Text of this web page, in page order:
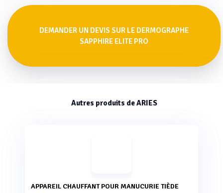
DEMANDER UN DEVIS SUR LE DERMOGRAPHE
SAPPHIRE ELITE PRO
Autres produits de ARIES
APPAREIL CHAUFFANT POUR MANUCURIE TIÈDE